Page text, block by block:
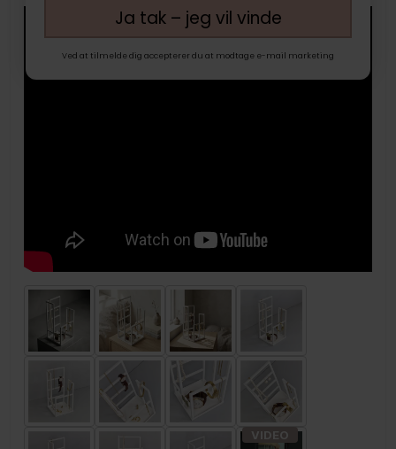
Ja tak – jeg vil vinde
Ved at tilmelde dig accepterer du at modtage e-mail marketing